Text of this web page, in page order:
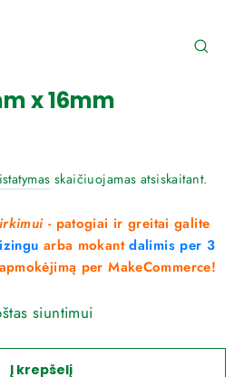
x 16mm
skaičiuojamas atsiskaitant.
- patogiai ir greitai galite
arba mokantdalimis per 3
per MakeCommerce!
siuntimui
Į krepšelį